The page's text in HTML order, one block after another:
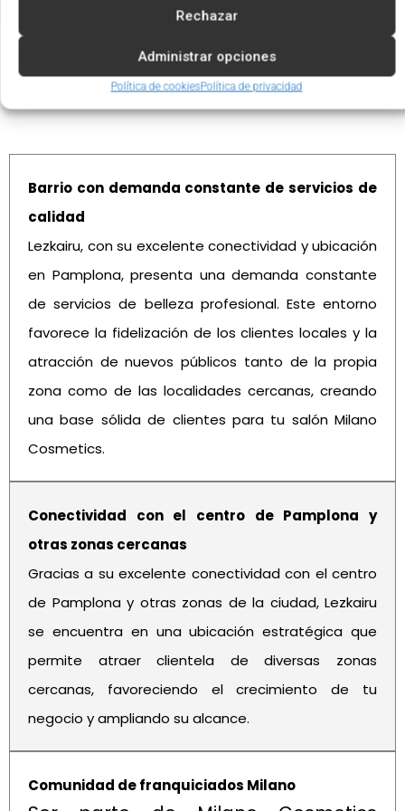
Rechazar
Administrar opciones
Política de cookiesPolítica de privacidad
Barrio con demanda constante de servicios de
calidad
Lezkairu, con su excelente conectividad y ubicación
en Pamplona, presenta una demanda constante
de servicios de belleza profesional. Este entorno
favorece la fidelización de los clientes locales y la
atracción de nuevos públicos tanto de la propia
zona como de las localidades cercanas, creando
una base sólida de clientes para tu salón Milano
Cosmetics.
Conectividad con el centro de Pamplona y
otras zonas cercanas
Gracias a su excelente conectividad con el centro
de Pamplona y otras zonas de la ciudad, Lezkairu
se encuentra en una ubicación estratégica que
permite atraer clientela de diversas zonas
cercanas, favoreciendo el crecimiento de tu
negocio y ampliando su alcance.
Comunidad de franquiciados Milano